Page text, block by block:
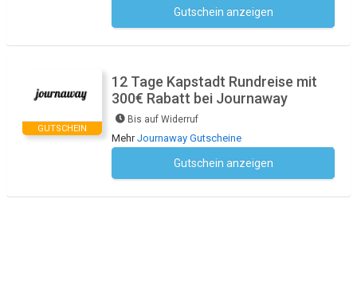
Gutschein anzeigen
GUTSCHEIN
12 Tage Kapstadt Rundreise mit
300€ Rabatt bei Journaway
Bis auf Widerruf
MehrJournaway Gutscheine
Gutschein anzeigen